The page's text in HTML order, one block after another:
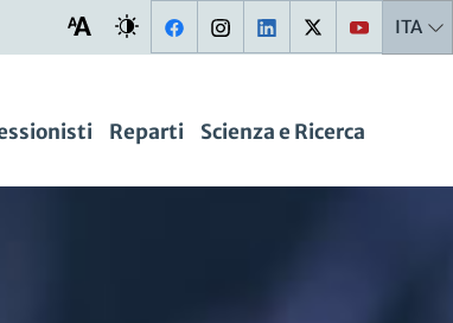
ITA
Reparti Scienza e Ricerca